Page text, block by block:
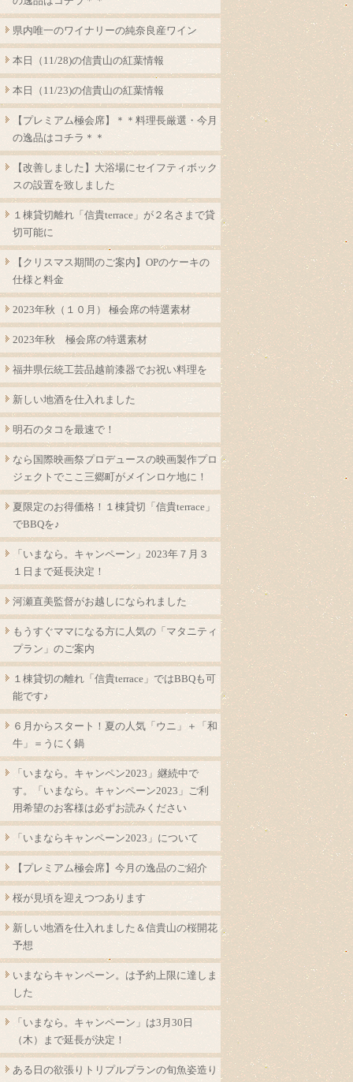
県内唯一のワイナリーの純奈良産ワイン
本日（11/28)の信貴山の紅葉情報
本日（11/23)の信貴山の紅葉情報
【プレミアム極会席】＊＊料理長厳選・今月
の逸品はコチラ＊＊
【改善しました】大浴場にセイフティボック
スの設置を致しました
１棟貸切離れ「信貴terrace」が２名さまで貸
切可能に
【クリスマス期間のご案内】OPのケーキの
仕様と料金
2023年秋（１０月） 極会席の特選素材
2023年秋 極会席の特選素材
福井県伝統工芸品越前漆器でお祝い料理を
新しい地酒を仕入れました
明石のタコを最速で！
なら国際映画祭プロデュースの映画製作プロ
ジェクトでここ三郷町がメインロケ地に！
夏限定のお得価格！１棟貸切「信貴terrace」
でBBQを♪
「いまなら。キャンペーン」2023年７月３
１日まで延長決定！
河瀬直美監督がお越しになられました
もうすぐママになる方に人気の「マタニティ
プラン」のご案内
１棟貸切の離れ「信貴terrace」ではBBQも可
能です♪
６月からスタート！夏の人気「ウニ」＋「和
牛」＝うにく鍋
「いまなら。キャンペン2023」継続中で
す。「いまなら。キャンペーン2023」ご利
用希望のお客様は必ずお読みください
「いまならキャンペーン2023」について
【プレミアム極会席】今月の逸品のご紹介
桜が見頃を迎えつつあります
新しい地酒を仕入れました＆信貴山の桜開花
予想
いまならキャンペーン。は予約上限に達しま
した
「いまなら。キャンペーン」は3月30日
（木）まで延長が決定！
ある日の欲張りトリプルプランの旬魚姿造り